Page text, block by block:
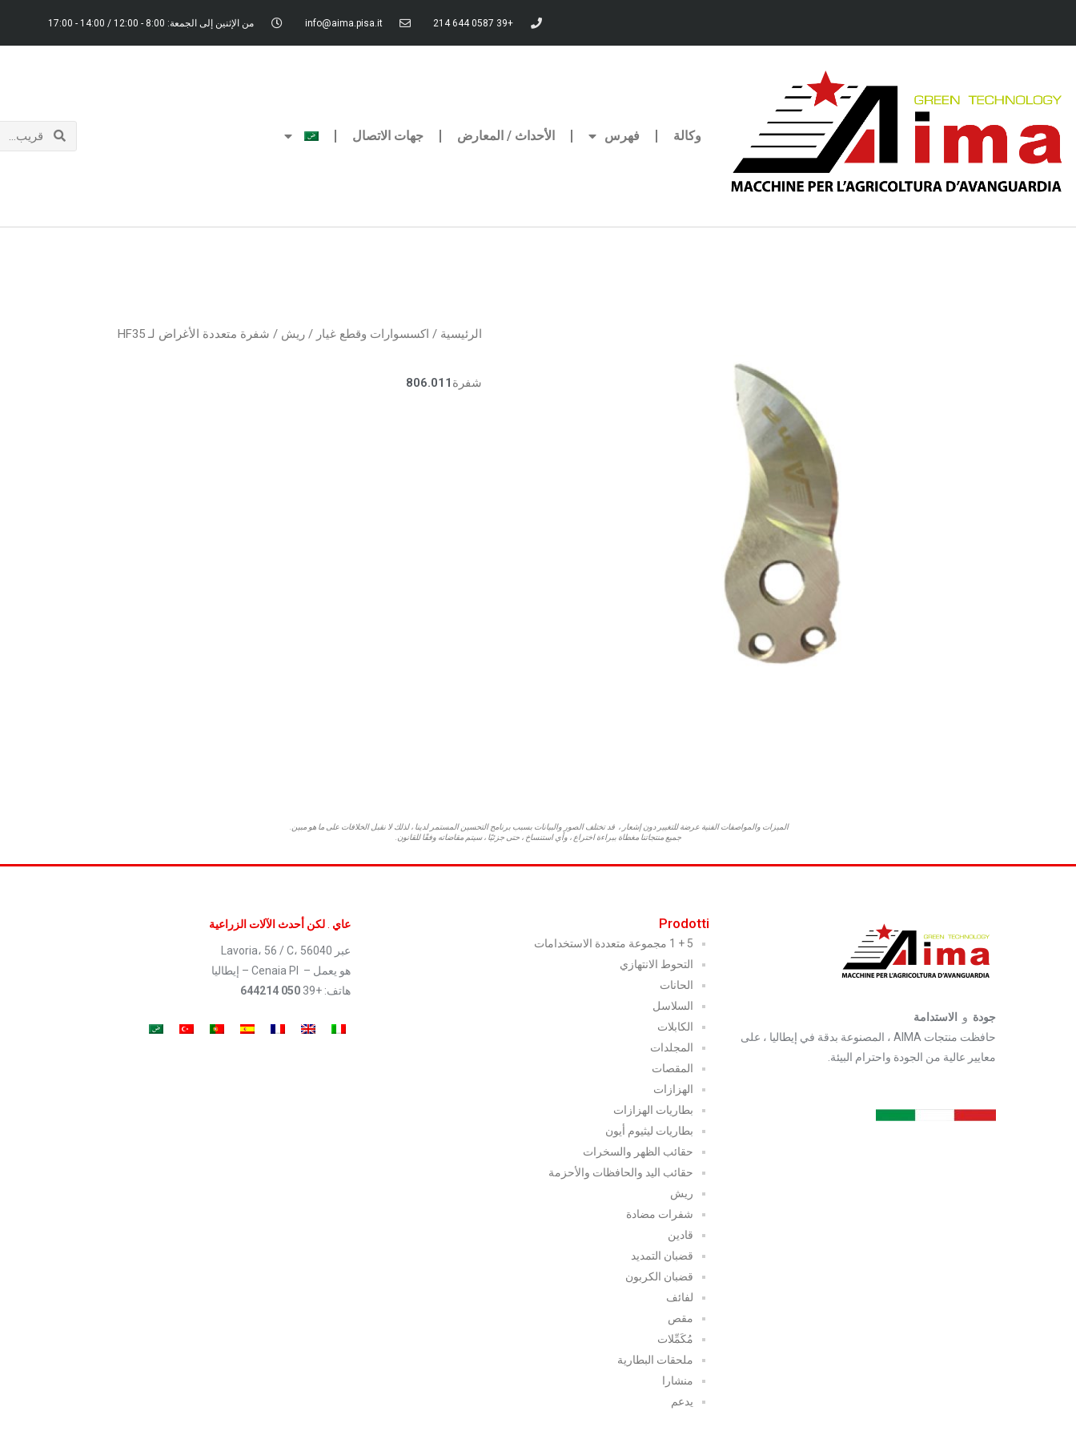
+39 0587 644 214
info@aima.pisa.it من الإثنين إلى الجمعة: 8:00 - 12:00 / 14:00 - 17:00
وكالة فهرس الأحداث / المعارض جهات الاتصال Search
Search
الرئيسية / اكسسوارات وقطع غيار / ريش / شفرة متعددة الأغراض لـ HF35
شفرة 806.011
الميزات والمواصفات الفنية عرضة للتغيير دون إشعار ، قد تختلف الصور والبيانات بسبب برنامج التحسين المستمر لدينا ، لذلك لا نقبل الخلافات على ما هو مبين.
جميع منتجاتنا مغطاة ببراءة اختراع ، وأي استنساخ ، حتى جزئيًا ، سيتم مقاضاته وفقًا للقانون.
جودة و
الاستدامة
حافظت منتجات AIMA ، المصنوعة بدقة في إيطاليا ، على
معايير عالية من الجودة واحترام البيئة.
Prodotti
5 + 1 مجموعة متعددة الاستخدامات
التحوط الانتهازي
الحانات
السلاسل
الكابلات
المجلدات
المقصات
الهزازات
بطاريات الهزازات
بطاريات ليثيوم أيون
حقائب الظهر والسخرات
حقائب اليد والحافظات والأحزمة
ريش
شفرات مضادة
قادين
قضبان التمديد
قضبان الكربون
لفائف
مقص
مُكَمِّلات
ملحقات البطارية
منشارا
يدعم
عاي .لكن أحدث الآلات الزراعية
عبر Lavoria، 56 / C، 56040
هو يعمل – Cenaia PI – إيطاليا
هاتف: +39
050 644214